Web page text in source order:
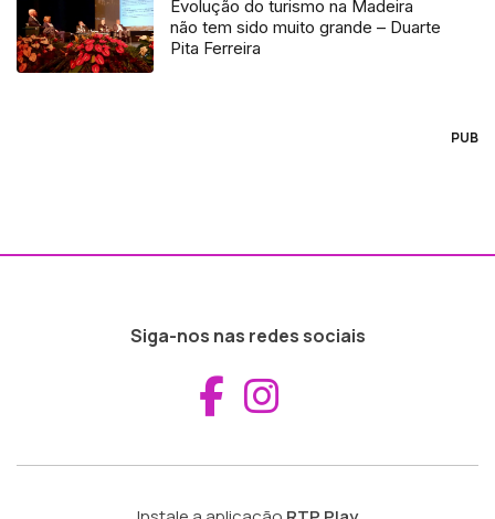
Evolução do turismo na Madeira
não tem sido muito grande – Duarte
Pita Ferreira
PUB
Siga-nos nas redes sociais
Aceder ao